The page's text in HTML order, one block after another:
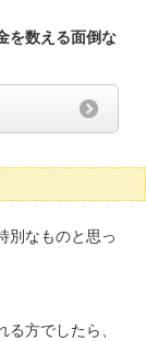
を数える面倒な
別なものと思っ
方でしたら、